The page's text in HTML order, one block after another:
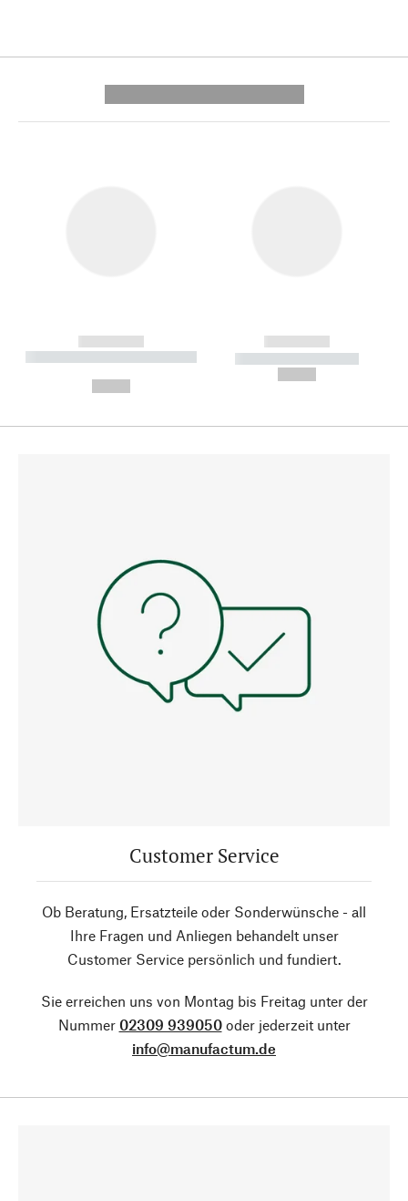
------------
----------- ----------- --------
------------
----------- -----------
Customer Service
Ob Beratung, Ersatzteile oder Sonderwünsche - all
Ihre Fragen und Anliegen behandelt unser
Customer Service persönlich und fundiert.
Sie erreichen uns von Montag bis Freitag unter der
Nummer 02309 939050oder jederzeit unter
info@manufactum.de